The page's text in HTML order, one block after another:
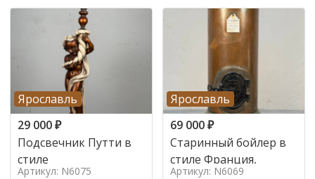
Ярославль
29 000₽
Подсвечник Путти в
стиле
Артикул: N6075
Ярославль
69 000₽
Старинный бойлер в
стиле Франция,
Артикул: N6069